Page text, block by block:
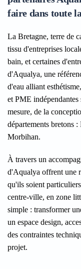
faire dans toute
La Bretagne, terre de
tissu d'entreprises
bain, et certaines
d'Aqualya, une
d'eau alliant
et PME indépendantes
mesure, de la
départements bretons
Morbihan.
À travers un
d'Aqualya offrent une
qu'ils soient
centre-ville, en zone
simple : transformer
un espace design,
des contraintes
projet.